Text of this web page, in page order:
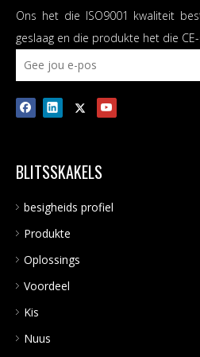
Ons het die ISO9001 kwaliteit
geslaag en die produkte het die
BLITSSKAKELS
besigheids profiel
Produkte
Oplossings
Voordeel
Kis
Nuus